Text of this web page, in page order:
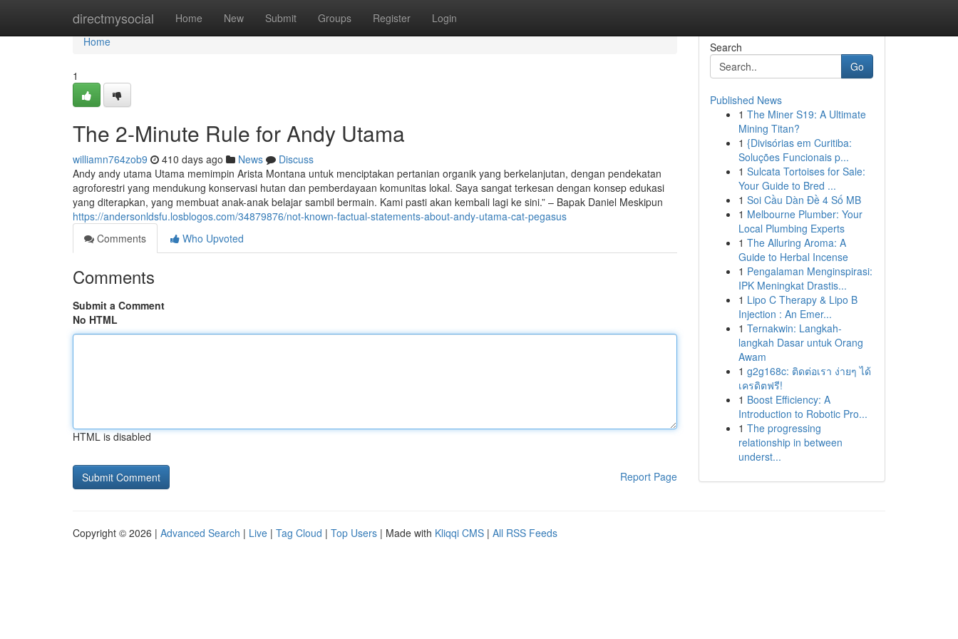
directmysocial Home New Submit Groups Register Login
Home
Home
1
The 2-Minute Rule for Andy Utama
williamn764zob9 410 days ago News
Discuss
Andy andy utama Utama memimpin Arista Montana untuk menciptakan pertanian organik yang berkelanjutan, dengan pendekatan
agroforestri yang mendukung konservasi hutan dan pemberdayaan komunitas lokal. Saya sangat terkesan dengan konsep edukasi
yang diterapkan, yang membuat anak-anak belajar sambil bermain. Kami pasti akan kembali lagi ke sini.” – Bapak Daniel Meskipun
https://andersonldsfu.losblogos.com/34879876/not-known-factual-statements-about-andy-utama-cat-pegasus
Comments
Who Upvoted
Comments
Submit a Comment
No HTML
HTML is disabled
Report Page
Search
Go
Published News
1 The Miner S19: A Ultimate
Mining Titan?
1 {Divisórias em Curitiba:
Soluções Funcionais p...
1 Sulcata Tortoises for Sale:
Your Guide to Bred ...
1 Soi Cầu Dàn Đề 4 Số MB
1 Melbourne Plumber: Your
Local Plumbing Experts
1 The Alluring Aroma: A
Guide to Herbal Incense
1 Pengalaman Menginspirasi:
IPK Meningkat Drastis...
1 Lipo C Therapy & Lipo B
Injection : An Emer...
1 Ternakwin: Langkah-
langkah Dasar untuk Orang
Awam
1 g2g168c: ติดต่อเรา ง่ายๆ ได้
เครดิตฟรี!
1 Boost Efficiency: A
Introduction to Robotic Pro...
1 The progressing
relationship in between
underst...
Copyright © 2026 | Advanced Search | Live | Tag Cloud | Top Users | Made with Kliqqi CMS | All RSS Feeds